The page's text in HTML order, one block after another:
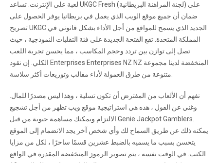
لعبة على الإنترنت. تساعد UKGC Fresh (لجنة المراهنة البريطانية) على
ضمان أن جميع موقع الويب الذي يعمل في بريطانيا يوفر الحصول على
تصريح UKGC الجديد الذي يسمح للمواقع من أجل الأداء بشكل قانوني في
المملكة المتحدة. تقع الفتحة الجديدة على فئة التقلبات النموذجية ، حيث
تصل إلى توازن بين تردد وحجم المكاسب ، مما يحسن تجربة اللعب
الكلي. إن نقود Enterprises Enterprises NZ NZ المنخفضة لدينا مجموعة
نفهم أن الألعاب من المفترض أن تكون تسلية ، وهذا ليس مصدرًا للمال.
وغني عن القول ، هذه هي استراتيجية موقع ويب تظهر من أجل تشجيع
الالتزام ويمكنك مساهمة حيوية من قبل Genie Jackpot Gamblers.
يمكنه ذلك عن طريق السماح لك وأي شخص آخر يجد الانضمام إلى الموقع
يتحسن بسبب ما يسميه بالضبط عشرين قسمًا ساحرًا ، لكل من مزايا
الكتب. في الوقت نفسه ، يتم تصوير الرموز المنخفضة المقدرة في الواقع